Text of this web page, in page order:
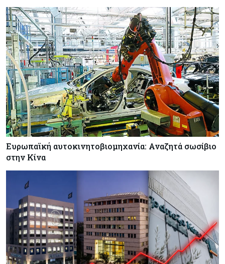
Κύπρος 06-08-2026
Δήμος Λευκωσίας: Νέα εποχή για το Παλιό ΓΣΠ
– Ολοκληρώθηκε η διαδικασία ανάθεσης των
υποστατικών
Κύπρος 06-08-2026
Ούτε άσπρος ούτε μαύρος καπνός για
κουρεμένους - Δεν έκλεισε η πόρτα για δεύτερη
δόση εντός ‘26
Ευρωπαϊκή αυτοκινητοβιομηχανία: Αναζητά σωσίβιο
στην Κίνα